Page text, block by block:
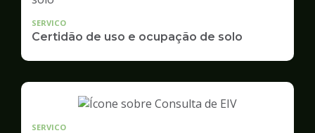
SERVICO
Certidão de uso e ocupação de solo
SERVICO